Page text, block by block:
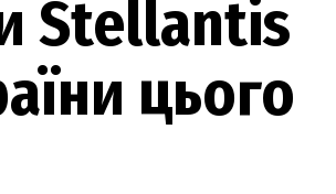
Stellantis
цього